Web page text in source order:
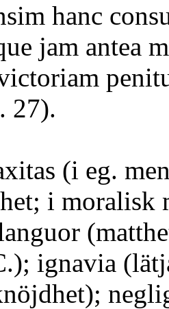
hanc
jam antea
27).
(i eg.
i moralisk
ignavia